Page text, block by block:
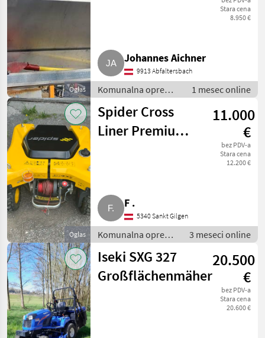
Oglas
Stara cena
8.950 €
Johannes Aichner
9913 Abfaltersbach
Komunalna oprema
i vozila / Rasipači za
sol
1 mesec online
Oglas
Spider Cross
Liner Premium,
11.000
€
bez PDV-a
Stara cena
12.200 €
F .
5340 Sankt Gilgen
Komunalna oprema
i vozila / Kosilice za
nagibe
3 meseci online
Iseki SXG 327
Großflächenmäher
20.500
€
bez PDV-a
Stara cena
20.600 €